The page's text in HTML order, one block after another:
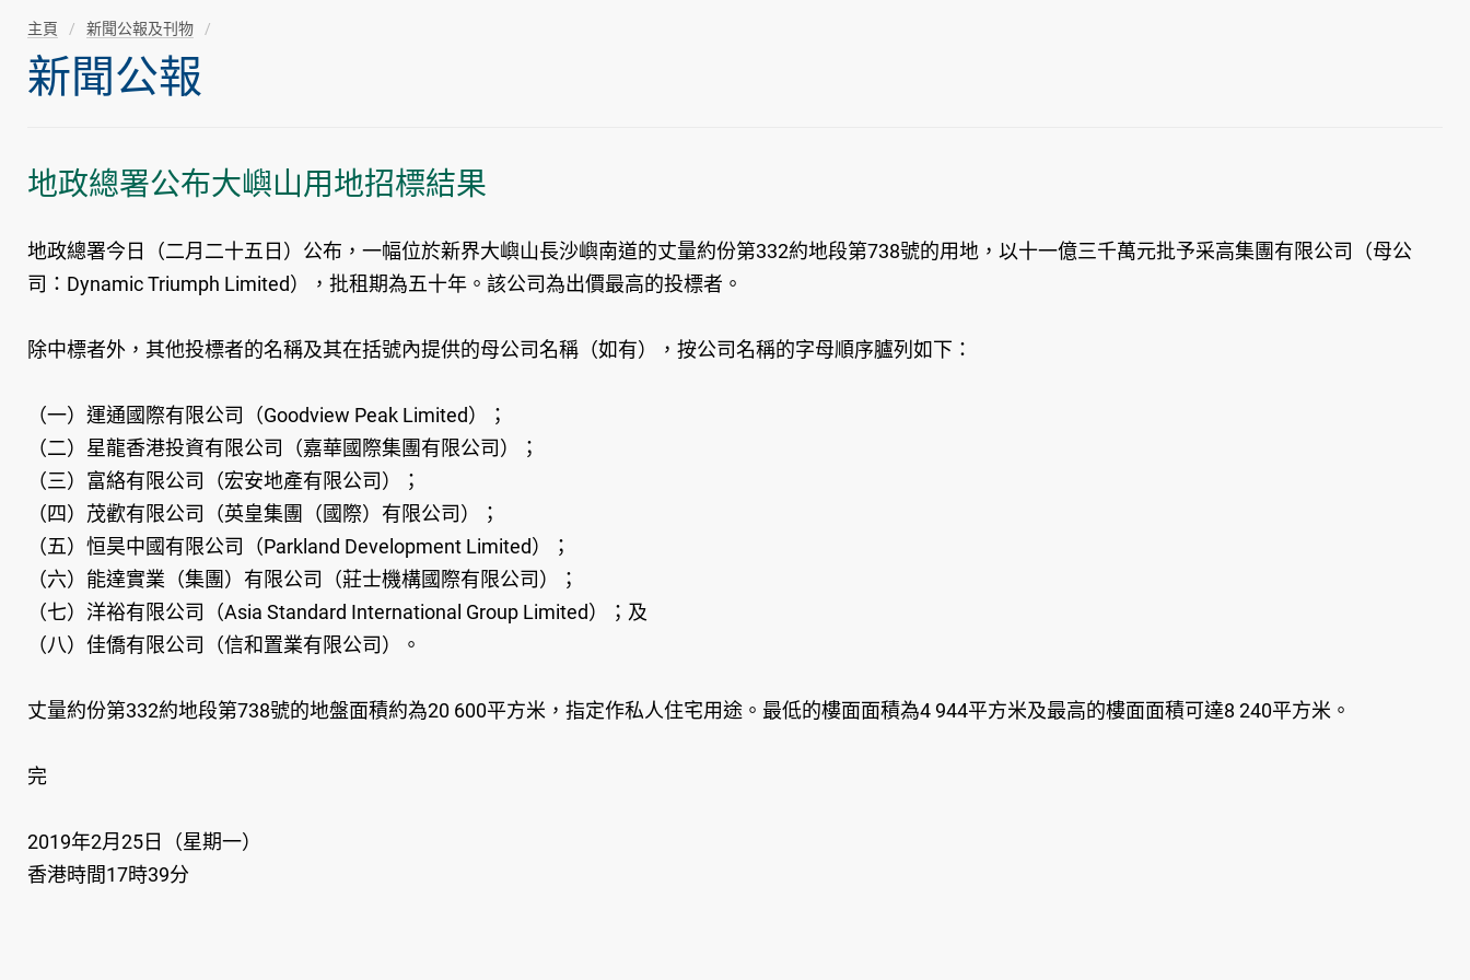
主頁 新聞公報及刊物
新聞公報
地政總署公布大嶼山用地招標結果
地政總署今日（二月二十五日）公布，一幅位於新界大嶼山長沙嶼南道的丈量約份第332約地段第738號的用地，以十一億三千萬元批予采高集團有限公司（母公
司：Dynamic Triumph Limited），批租期為五十年。該公司為出價最高的投標者。
除中標者外，其他投標者的名稱及其在括號內提供的母公司名稱（如有），按公司名稱的字母順序臚列如下：
（一）運通國際有限公司（Goodview Peak Limited）；
（二）星龍香港投資有限公司（嘉華國際集團有限公司）；
（三）富絡有限公司（宏安地產有限公司）；
（四）茂歡有限公司（英皇集團（國際）有限公司）；
（五）恒昊中國有限公司（Parkland Development Limited）；
（六）能達實業（集團）有限公司（莊士機構國際有限公司）；
（七）洋裕有限公司（Asia Standard International Group Limited）；及
（八）佳僑有限公司（信和置業有限公司）。
丈量約份第332約地段第738號的地盤面積約為20 600平方米，指定作私人住宅用途。最低的樓面面積為4 944平方米及最高的樓面面積可達8 240平方米。
完
2019年2月25日（星期一）
香港時間17時39分